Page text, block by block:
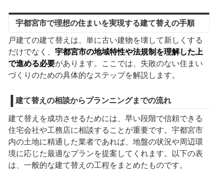
宇都宮市で理想の住まいを実現する建て替えの手順
戸建ての建て替えは、単に古い建物を壊して新しくする
だけでなく、 宇都宮市の地域特性や法規制を理解した上
で進める必要があります。ここでは、失敗のない住まい
づくりのための具体的なステップを解説します。
建て替えの相談からプランニングまでの流れ
建て替えを成功させるためには、早い段階で信頼できる
住宅会社や工務店に相談することが重要です。宇都宮市
内の土地に精通した業者であれば、地盤の状況や周辺環
境に応じた最適なプランを提案してくれます。以下の表
は、一般的な建て替えの工程をまとめたものです。